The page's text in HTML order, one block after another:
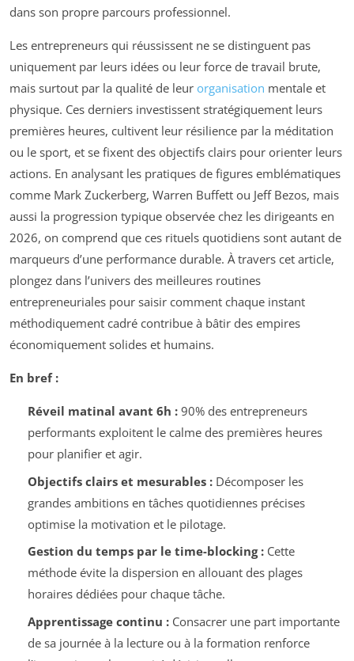
dans son propre parcours professionnel.
Les entrepreneurs qui réussissent ne se distinguent pas
uniquement par leurs idées ou leur force de travail brute,
mais surtout par la qualité de leur organisation mentale et
physique. Ces derniers investissent stratégiquement leurs
premières heures, cultivent leur résilience par la méditation
ou le sport, et se fixent des objectifs clairs pour orienter leurs
actions. En analysant les pratiques de figures emblématiques
comme Mark Zuckerberg, Warren Buffett ou Jeff Bezos, mais
aussi la progression typique observée chez les dirigeants en
2026, on comprend que ces rituels quotidiens sont autant de
marqueurs d’une performance durable. À travers cet article,
plongez dans l’univers des meilleures routines
entrepreneuriales pour saisir comment chaque instant
méthodiquement cadré contribue à bâtir des empires
économiquement solides et humains.
En bref :
Réveil matinal avant 6h :90% des entrepreneurs
performants exploitent le calme des premières heures
pour planifier et agir.
Objectifs clairs et mesurables :Décomposer les
grandes ambitions en tâches quotidiennes précises
optimise la motivation et le pilotage.
Gestion du temps par le time-blocking :Cette
méthode évite la dispersion en allouant des plages
horaires dédiées pour chaque tâche.
Apprentissage continu :Consacrer une part importante
de sa journée à la lecture ou à la formation renforce